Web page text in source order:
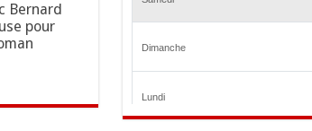
Bernard
pour